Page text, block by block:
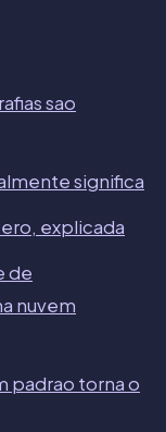
sao
significa
explicada
de
nuvem
padrao torna o